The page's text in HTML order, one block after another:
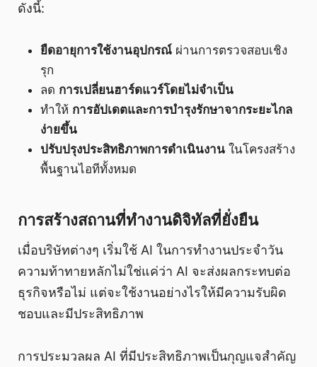
ดังนี้:
ยืดอายุการใช้งานอุปกรณ์ ผ่านการตรวจสอบเชิง
รุก
ลด การเปลี่ยนฮาร์ดแวร์โดยไม่จำเป็น
ทำให้ การอัปเดตและการบำรุงรักษาจากระยะไกล
ง่ายขึ้น
ปรับปรุงประสิทธิภาพการดำเนินงาน ในโครงสร้าง
พื้นฐานไอทีทั้งหมด
การสร้างสถานที่ทำงานดิจิทัลที่ยั่งยืน
เมื่อบริษัทต่างๆ เริ่มใช้ AI ในการทำงานประจำวัน
ความท้าทายหลักไม่ใช่แค่ว่า AI จะส่งผลกระทบต่อ
ธุรกิจหรือไม่ แต่จะใช้งานอย่างไรให้มีความรับผิด
ชอบและมีประสิทธิภาพ
การประมวลผล AI ที่มีประสิทธิภาพเป็นกุญแจสำคัญ